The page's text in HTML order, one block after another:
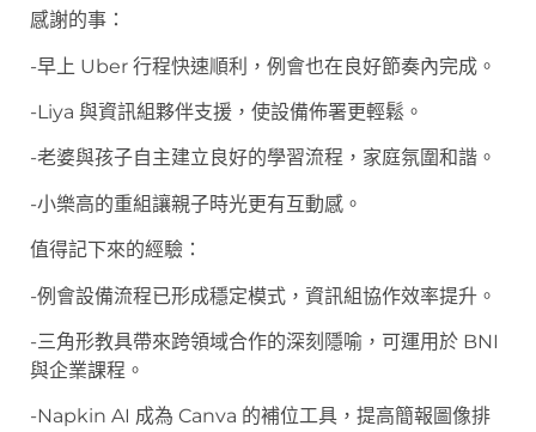
感謝的事：
-早上 Uber 行程快速順利，例會也在良好節奏內完成。
-Liya 與資訊組夥伴支援，使設備佈署更輕鬆。
-老婆與孩子自主建立良好的學習流程，家庭氛圍和諧。
-小樂高的重組讓親子時光更有互動感。
值得記下來的經驗：
-例會設備流程已形成穩定模式，資訊組協作效率提升。
-三角形教具帶來跨領域合作的深刻隱喻，可運用於 BNI
與企業課程。
-Napkin AI 成為 Canva 的補位工具，提高簡報圖像排